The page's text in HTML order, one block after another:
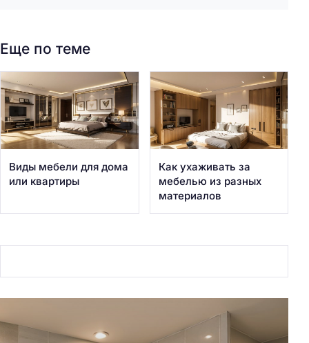
Еще по теме
Виды мебели для дома
или квартиры
Как ухаживать за
мебелью из разных
материалов